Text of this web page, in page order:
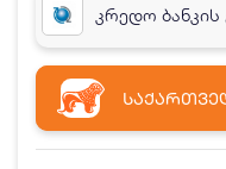
კრედო ბანკის